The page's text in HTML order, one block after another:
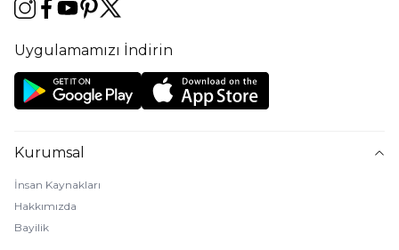
Uygulamamızı İndirin
Kurumsal
İnsan Kaynakları
Hakkımızda
Bayilik